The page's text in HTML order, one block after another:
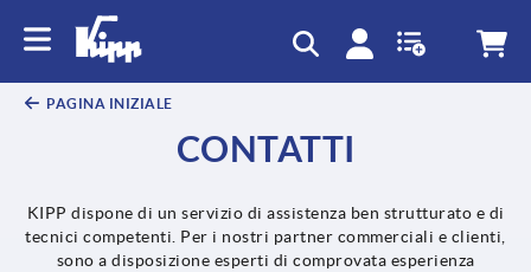
PAGINA INIZIALE
CONTATTI
KIPP dispone di un servizio di assistenza ben strutturato e di
tecnici competenti. Per i nostri partner commerciali e clienti,
sono a disposizione esperti di comprovata esperienza